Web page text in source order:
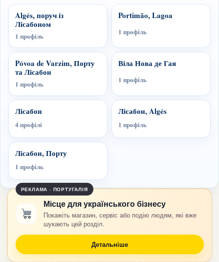
Algés, поруч із
Лісабоном
1 профіль
Portimão, Lagoa
1 профіль
Póvoa de Varzim, Порту
та Лісабон
1 профіль
Віла Нова де Гая
1 профіль
Лісабон
4 профілі
Лісабон, Algés
1 профіль
Лісабон, Порту
1 профіль
РЕКЛАМА · ПОРТУГАЛІЯ
Місце для українського бізнесу
Покажіть магазин, сервіс або подію людям, які вже
шукають цей розділ.
Детальніше